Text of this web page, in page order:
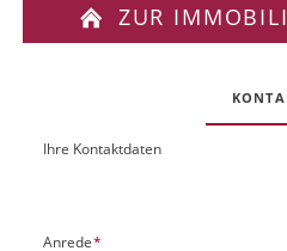
ZUR
OUIhre Kontaktdaten
P
Anrede*